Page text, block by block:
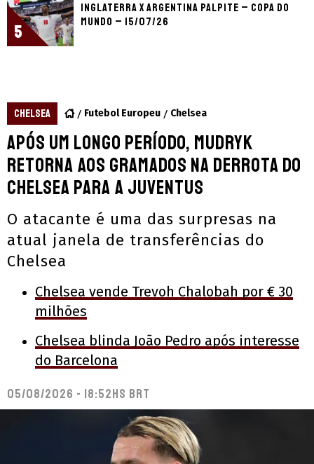
5
Inglaterra x Argentina palpite – Copa do
Mundo – 15/07/26
CHELSEA Futebol Europeu Chelsea
Após um longo período, Mudryk
retorna aos gramados na derrota do
Chelsea para a Juventus
O atacante é uma das surpresas na
atual janela de transferências do
Chelsea
Chelsea vende Trevoh Chalobah por € 30
milhões
Chelsea blinda João Pedro após interesse
do Barcelona
05/08/2026 - 18:52hs BRT